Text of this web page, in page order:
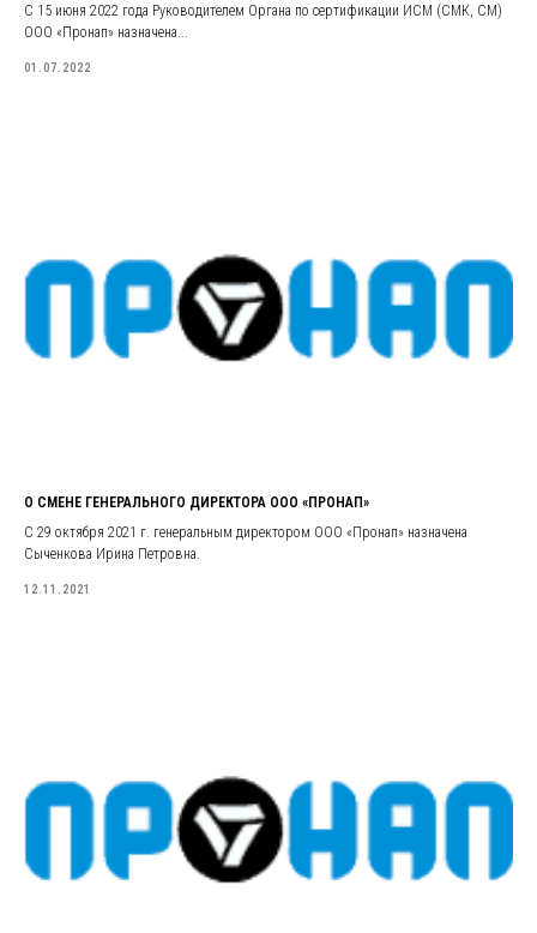
С 15 июня 2022 года Руководителем Органа по сертификации ИСМ (СМК, СМ)
ООО «Пронап» назначена...
01.07.2022
О СМЕНЕ ГЕНЕРАЛЬНОГО ДИРЕКТОРА ООО «ПРОНАП»
С 29 октября 2021 г. генеральным директором ООО «Пронап» назначена
Сыченкова Ирина Петровна.
12.11.2021